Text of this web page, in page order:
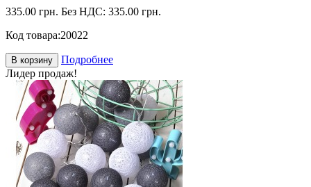
335.00 грн. Без НДС: 335.00 грн.
Код товара:20022
В корзину
Подробнее
Лидер продаж!